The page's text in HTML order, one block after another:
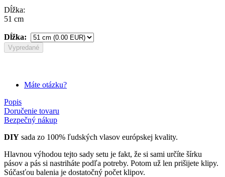
Dĺžka:
51 cm
Dĺžka:
Vypredané
Máte otázku?
Popis
Doručenie tovaru
Bezpečný nákup
DIY sada zo 100% ľudských vlasov európskej kvality.
Hlavnou výhodou tejto sady setu je fakt, že si sami určíte šírku
pásov a pás si nastriháte podľa potreby. Potom už len prišijete klipy.
Súčasťou balenia je dostatočný počet klipov.